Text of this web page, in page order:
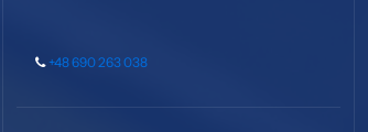
+48 690 263 038